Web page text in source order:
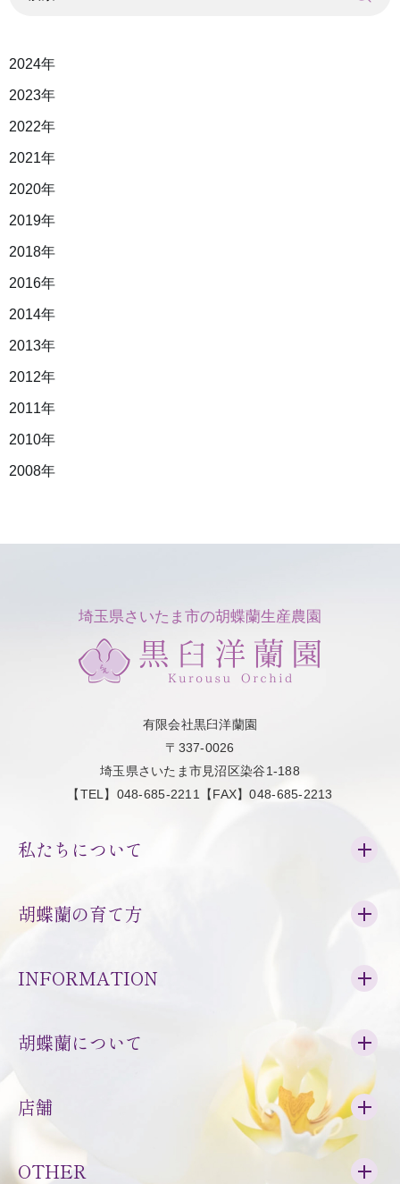
2024年
2023年
2022年
2021年
2020年
2019年
2018年
2016年
2014年
2013年
2012年
2011年
2010年
2008年
埼玉県さいたま市の胡蝶蘭生産農園
有限会社黒臼洋蘭園
〒337-0026
埼玉県さいたま市見沼区染谷1-188
【TEL】048-685-2211【FAX】048-685-2213
私たちについて
胡蝶蘭の育て方
INFORMATION
胡蝶蘭について
店舗
OTHER